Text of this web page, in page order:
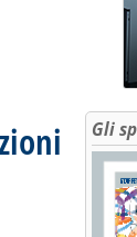
Gli